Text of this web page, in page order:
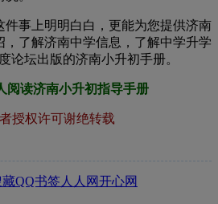
事上明明白白，更能为您提供济南
了解济南中学信息，了解中学升学
论坛出版的济南小升初手册。
阅读济南小升初指导手册
授权许可谢绝转载
藏QQ书签 人人网开心网